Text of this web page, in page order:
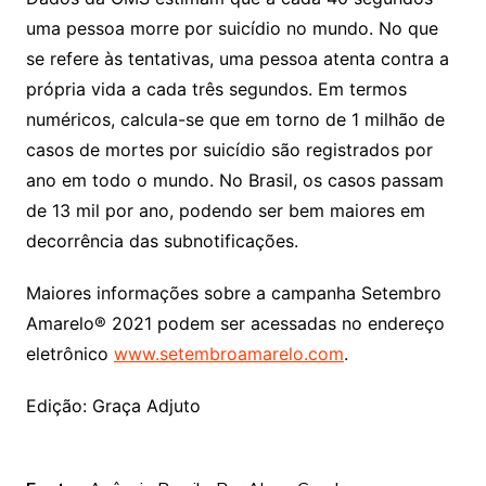
uma pessoa morre por suicídio no mundo. No que
se refere às tentativas, uma pessoa atenta contra a
própria vida a cada três segundos. Em termos
numéricos, calcula-se que em torno de 1 milhão de
casos de mortes por suicídio são registrados por
ano em todo o mundo. No Brasil, os casos passam
de 13 mil por ano, podendo ser bem maiores em
decorrência das subnotificações.
Maiores informações sobre a campanha Setembro
Amarelo® 2021 podem ser acessadas no endereço
eletrônico www.setembroamarelo.com.
Edição: Graça Adjuto